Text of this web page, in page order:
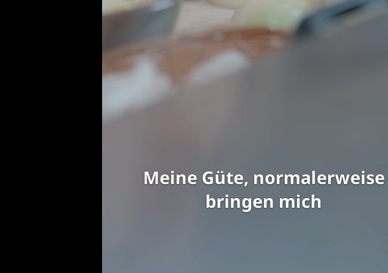
Zwiebeln nicht so zum Weinen.